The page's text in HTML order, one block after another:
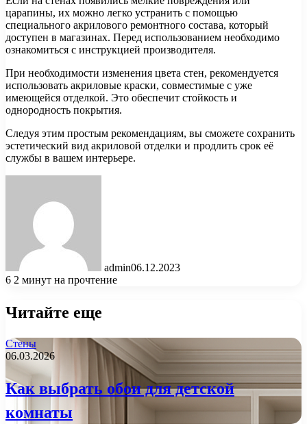
царапины, их можно легко устранить с помощью
специального акрилового ремонтного состава, который
доступен в магазинах. Перед использованием необходимо
ознакомиться с инструкцией производителя.
При необходимости изменения цвета стен, рекомендуется
использовать акриловые краски, совместимые с уже
имеющейся отделкой. Это обеспечит стойкость и
однородность покрытия.
Следуя этим простым рекомендациям, вы сможете сохранить
эстетический вид акриловой отделки и продлить срок её
службы в вашем интерьере.
admin06.12.2023
6 2 минут на прочтение
Читайте еще
Стены
06.03.2026
Как выбрать обои для детской
комнаты